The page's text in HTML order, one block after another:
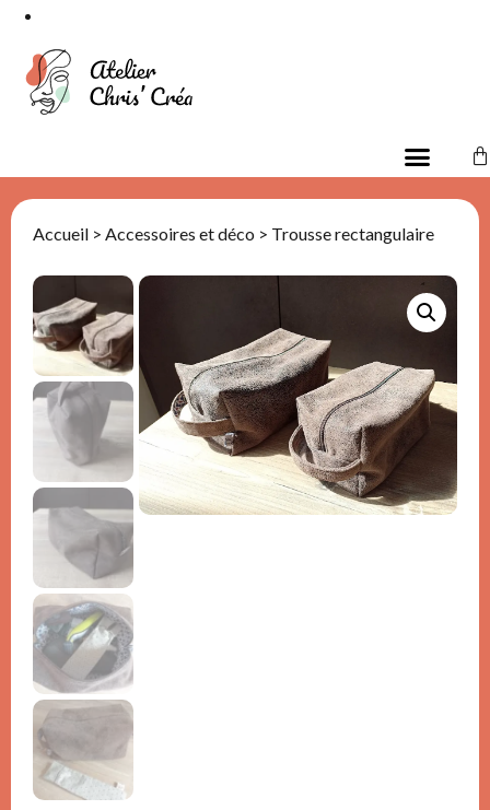
Accueil > Accessoires et déco > Trousse rectangulaire